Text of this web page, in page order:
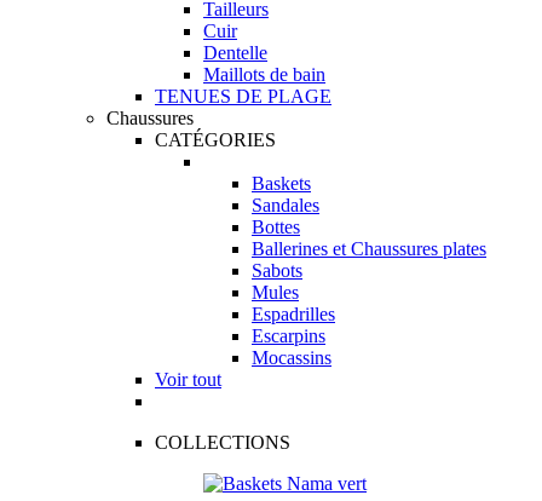
Tailleurs
Cuir
Dentelle
Maillots de bain
TENUES DE PLAGE
Chaussures
CATÉGORIES
Baskets
Sandales
Bottes
Ballerines et Chaussures plates
Sabots
Mules
Espadrilles
Escarpins
Mocassins
Voir tout
COLLECTIONS